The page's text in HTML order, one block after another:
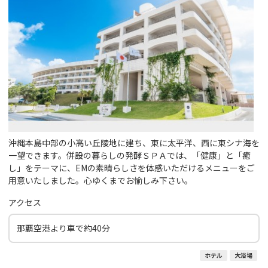
沖縄本島中部の小高い丘陵地に建ち、東に太平洋、西に東シナ海を
一望できます。併設の暮らしの発酵ＳＰＡでは、「健康」と「癒
し」をテーマに、EMの素晴らしさを体感いただけるメニューをご
用意いたしました。心ゆくまでお愉しみ下さい。
アクセス
那覇空港より車で約40分
ホテル 大浴場